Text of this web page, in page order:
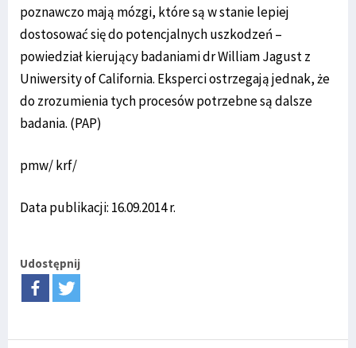
poznawczo mają mózgi, które są w stanie lepiej
dostosować się do potencjalnych uszkodzeń –
powiedział kierujący badaniami dr William Jagust z
Uniwersity of California. Eksperci ostrzegają jednak, że
do zrozumienia tych procesów potrzebne są dalsze
badania. (PAP)
pmw/ krf/
Data publikacji: 16.09.2014 r.
Udostępnij